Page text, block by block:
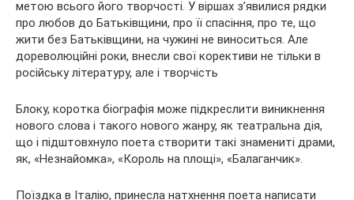
метою всього його творчості. У віршах з’явилися рядки
про любов до Батьківщини, про її спасіння, про те, що
жити без Батьківщини, на чужині не виноситься. Але
дореволюційні роки, внесли свої корективи не тільки в
російську літературу, але і творчість
Блоку, коротка біографія може підкреслити виникнення
нового слова і такого нового жанру, як театральна дія,
що і підштовхнуло поета створити такі знамениті драми,
як, «Незнайомка», «Король на площі», «Балаганчик».
Поїздка в Італію, принесла натхнення поета написати